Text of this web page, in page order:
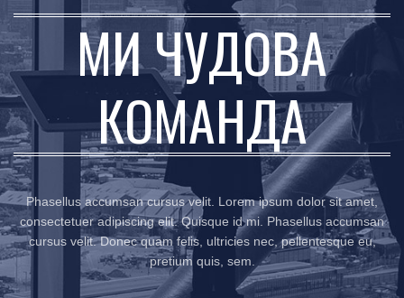
МИ ЧУДОВА
КОМАНДА
Phasellus accumsan cursus velit. Lorem ipsum dolor sit amet,
consectetuer adipiscing elit. Quisque id mi. Phasellus accumsan
cursus velit. Donec quam felis, ultricies nec, pellentesque eu,
pretium quis, sem.